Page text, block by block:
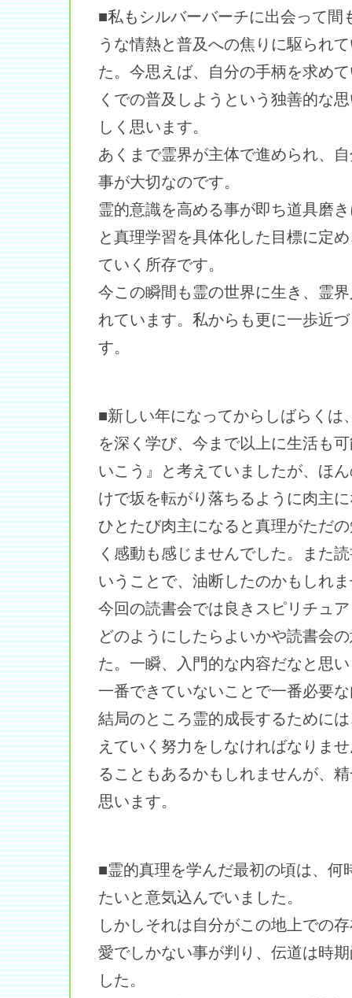
■私もシルバーバーチに出会って間
うな情熱と普及への焦りに駆られ
た。今思えば、自分の手柄を求め
くでの普及しようという独善的な
しく思います。
あくまで霊界が主体で進められ、
事が大切なのです。
霊的意識を高める事が即ち道具磨
と真理学習を具体化した目標に定
ていく所存です。
今この瞬間も霊の世界に生き、霊
れています。私からも更に一歩近
す。
■新しい年になってからしばらくは
を深く学び、今まで以上に生活も
いこう』と考えていましたが、ほ
けで坂を転がり落ちるように肉主
ひとたび肉主になると真理がただ
く感動も感じませんでした。また
いうことで、油断したのかもしれ
今回の読書会では良きスピリチュ
どのようにしたらよいかや読書会
た。一瞬、入門的な内容だなと思
一番できていないことで一番必要
結局のところ霊的成長するために
えていく努力をしなければなりま
ることもあるかもしれませんが、
思います。
■霊的真理を学んだ最初の頃は、何
たいと意気込んでいました。
しかしそれは自分がこの地上での
愛でしかない事が判り、伝道は時
した。